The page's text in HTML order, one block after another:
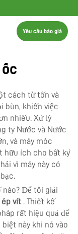
Yêu cầu báo giá
cách từ tốn và
bùn, khiến việc
nhiều. Xử lý
ty Nước và Nước
và máy móc
hữu ích cho bất kỳ
vì máy này có
nào? Để tôi giải
ép vít . Thiết kế
rất hiệu quả để
này khi nó vào